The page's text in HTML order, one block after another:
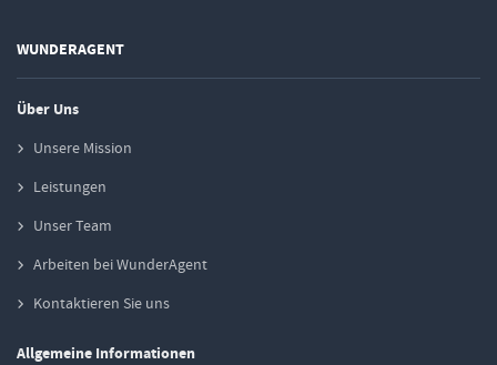
WUNDERAGENT
Über Uns
Unsere Mission
Leistungen
Unser Team
Arbeiten bei WunderAgent
Kontaktieren Sie uns
Allgemeine Informationen